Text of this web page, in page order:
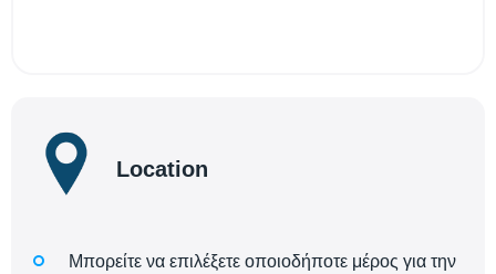
Location
Μπορείτε να επιλέξετε οποιοδήποτε μέρος για την